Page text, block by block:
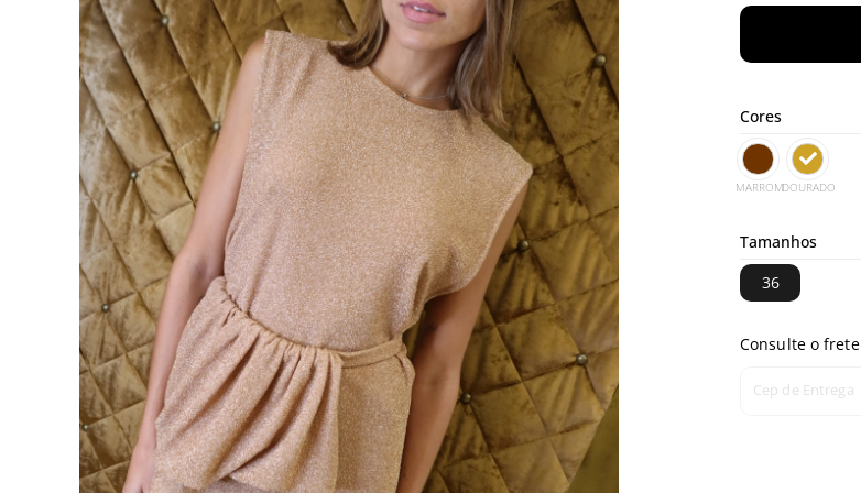
Cores
MARROMDOURADO
Tamanhos
36
Consulte o frete
Cep de Entrega